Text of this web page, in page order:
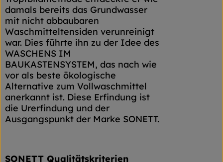
damals bereits das Grundwasser
mit nicht abbaubaren
Waschmitteltensiden verunreinigt
war. Dies führte ihn zu der Idee des
WASCHENS IM
BAUKASTENSYSTEM, das nach wie
vor als beste ökologische
Alternative zum Vollwaschmittel
anerkannt ist. Diese Erfindung ist
die Urerfindung und der
Ausgangspunkt der Marke SONETT.
SONETT Qualitätskriterien